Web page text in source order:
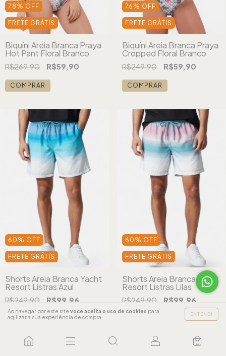
Ao navegar por este site você aceita o uso de cookies para
agilizar a sua experiência de compra.
ENTENDI
0
78 % OFF
FRETE GRÁTIS
Biquíni Areia Branca Praya
Hot Pant Floral Branco
R$269,90 R$59,90
COMPRAR
76 % OFF
FRETE GRÁTIS
Biquíni Areia Branca Praya
Cropped Floral Branco
R$249,90 R$59,90
COMPRAR
60 % OFF
FRETE GRÁTIS
Shorts Areia Branca Yacht
Resort Listras Azul
R$249,90 R$99,96
COMPRAR
60 % OFF
FRETE GRÁTIS
Shorts Areia Branca Yacht
Resort Listras Lilas
R$249,90 R$99,96